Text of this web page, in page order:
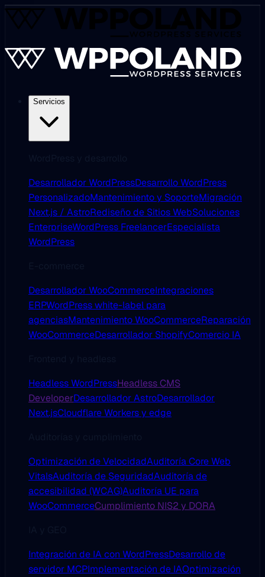
Servicios
Desarrollador WordPressDesarrollo WordPress
PersonalizadoMantenimiento y SoporteMigración
Next.js / AstroRediseño de Sitios WebSoluciones
EnterpriseWordPress FreelancerEspecialista
WordPress
Desarrollador WooCommerceIntegraciones
ERPWordPress white-label para
agenciasMantenimiento WooCommerceReparación
WooCommerceDesarrollador ShopifyComercio IA
Headless WordPressHeadless CMS
DeveloperDesarrollador AstroDesarrollador
Next.jsCloudflare Workers y edge
Optimización de VelocidadAuditoría Core Web
VitalsAuditoría de SeguridadAuditoría de
accesibilidad (WCAG)Auditoría UE para
WooCommerceCumplimiento NIS2 y DORA
Integración de IA con WordPressDesarrollo de
servidor MCPImplementación de IAOptimización